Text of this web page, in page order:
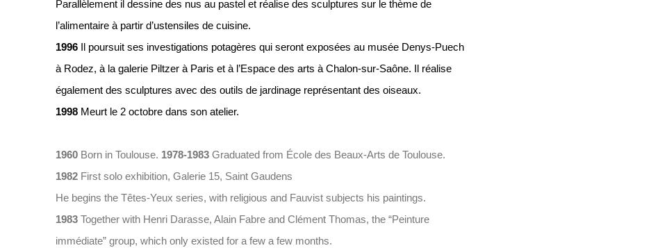
Parallèlement il dessine des nus au pastel et réalise des sculptures sur le thème de
l’alimentaire à partir d’ustensiles de cuisine.
1996 Il poursuit ses investigations potagères qui seront exposées au musée Denys-Puech
à Rodez, à la galerie Piltzer à Paris et à l’Espace des arts à Chalon-sur-Saône. Il réalise
également des sculptures avec des outils de jardinage représentant des oiseaux.
1998 Meurt le 2 octobre dans son atelier.
1960 Born in Toulouse. 1978-1983 Graduated from École des Beaux-Arts de Toulouse.
1982 First solo exhibition, Galerie 15, Saint Gaudens
He begins the Têtes-Yeux series, with religious and Fauvist subjects his paintings.
1983 Together with Henri Darasse, Alain Fabre and Clément Thomas, the “Peinture
immédiate” group, which only existed for a few a few months.